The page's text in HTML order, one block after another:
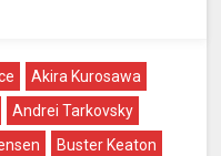
Akira Kurosawa
Andrei Tarkovsky
Buster Keaton